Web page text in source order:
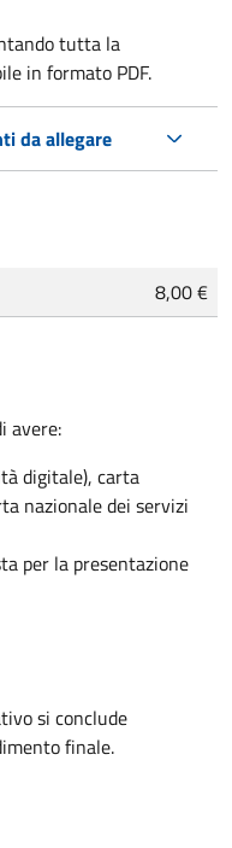
tutta la
in formato PDF.
da allegare
8,00 €
avere:
digitale), carta
nazionale dei servizi
per la presentazione
si conclude
finale.